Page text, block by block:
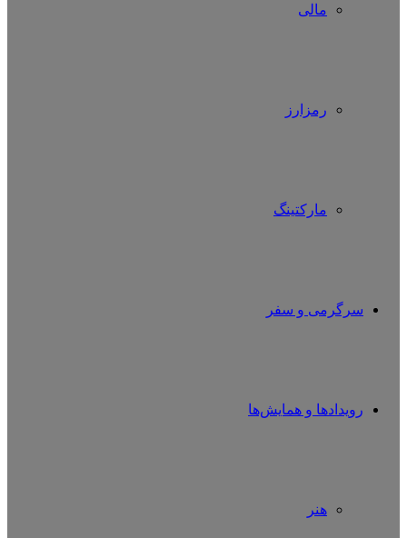
مالی
رمزارز
مارکتینگ
سرگرمی و سفر
رویدادها و همایش‌ها
هنر